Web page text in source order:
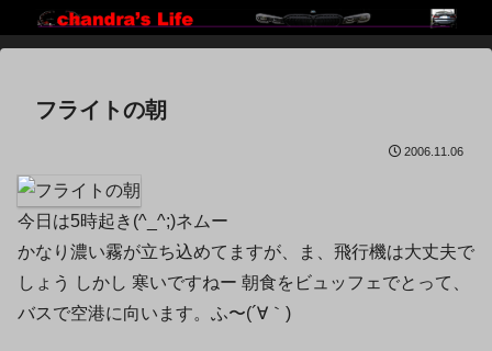
フライトの朝
2006.11.06
今日は5時起き(^_^;)ネムー
かなり濃い霧が立ち込めてますが、ま、飛行機は大丈夫で
しょう しかし 寒いですねー 朝食をビュッフェでとって、
バスで空港に向います。ふ〜(´∀｀)